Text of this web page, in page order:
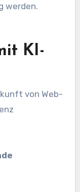
werden.
KI-
von Web-